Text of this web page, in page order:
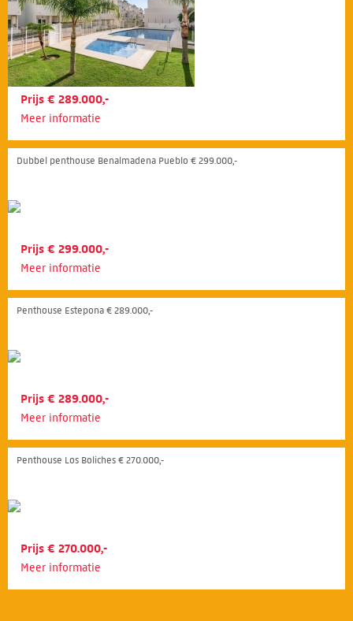
Prijs € 289.000,-
Meer informatie
Dubbel penthouse Benalmadena Pueblo € 299.000,-
Prijs € 299.000,-
Meer informatie
Penthouse Estepona € 289.000,-
Prijs € 289.000,-
Meer informatie
Penthouse Los Boliches € 270.000,-
Prijs € 270.000,-
Meer informatie